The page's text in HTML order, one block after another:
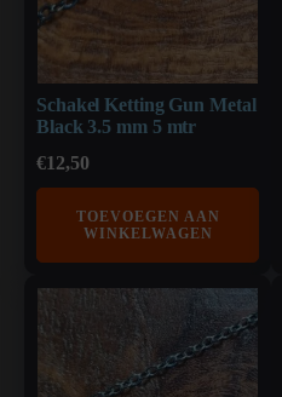
Schakel Ketting Gun Metal
Black 3.5 mm 5 mtr
€12,50
TOEVOEGEN AAN
WINKELWAGEN